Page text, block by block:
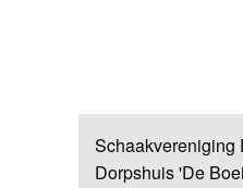
Schaakvereniging
Dorpshuis 'De